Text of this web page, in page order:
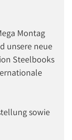
Montag
unsere neue
Steelbooks
sowie